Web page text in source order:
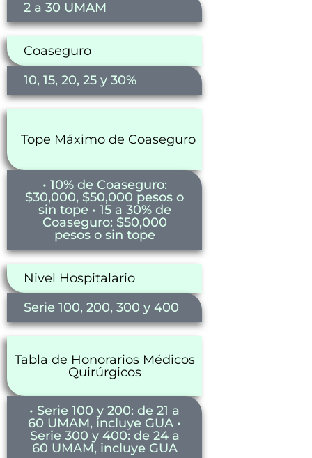
2 a 30 UMAM
Coaseguro
10, 15, 20, 25 y 30%
Tope Máximo de Coaseguro
• 10% de Coaseguro:
$30,000, $50,000 pesos o
sin tope • 15 a 30% de
Coaseguro: $50,000
pesos o sin tope
Nivel Hospitalario
Serie 100, 200, 300 y 400
Tabla de Honorarios Médicos
Quirúrgicos
• Serie 100 y 200: de 21 a
60 UMAM, incluye GUA •
Serie 300 y 400: de 24 a
60 UMAM, incluye GUA